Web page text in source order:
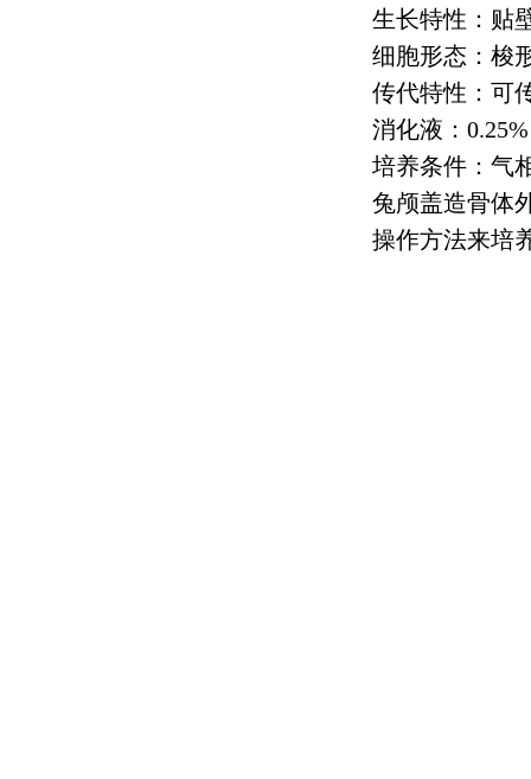
生长特性：贴
细胞形态：梭
传代特性：可
消化液： 0.25%
培养条件：气
兔颅盖造骨体
操作方法来培